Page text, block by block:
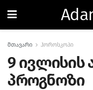
მთავარი ჰოროსკოპი
9
პროგნოზი